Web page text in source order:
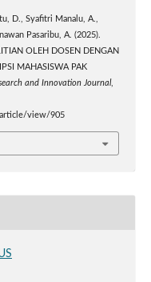
D., Syafitri Manalu, A.,
Pasaribu, A. (2025).
OLEH DOSEN DENGAN
MAHASISWA PAK
and Innovation Journal,
view/905